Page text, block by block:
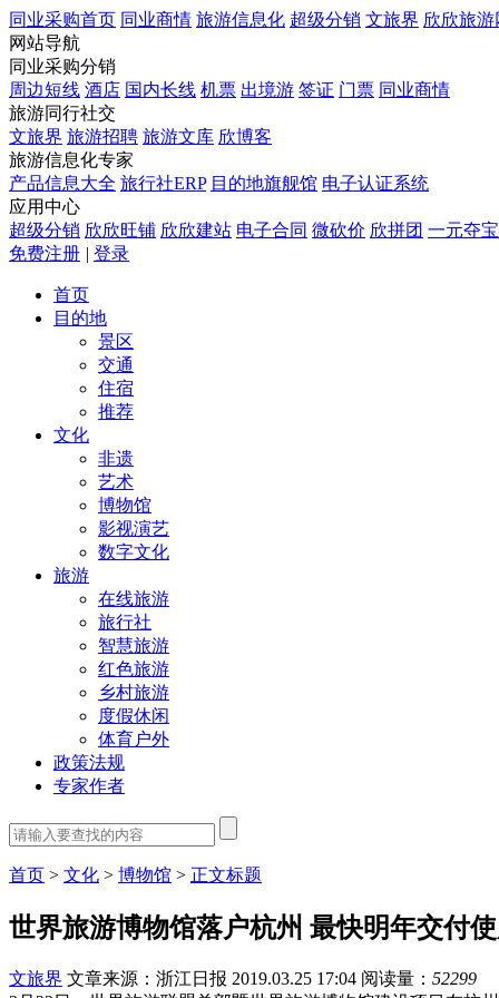
同业采购首页 同业商情 旅游信息化 超级分销 文旅界 欣欣旅游
网站导航
同业采购分销
周边短线 酒店 国内长线 机票 出境游 签证 门票 同业商情
旅游同行社交
文旅界 旅游招聘 旅游文库 欣博客
旅游信息化专家
产品信息大全 旅行社ERP 目的地旗舰馆 电子认证系统
应用中心
超级分销 欣欣旺铺 欣欣建站 电子合同 微砍价 欣拼团 一元夺宝
免费注册 | 登录
首页
目的地
景区
交通
住宿
推荐
文化
非遗
艺术
博物馆
影视演艺
数字文化
旅游
在线旅游
旅行社
智慧旅游
红色旅游
乡村旅游
度假休闲
体育户外
政策法规
专家作者
首页 > 文化 > 博物馆 > 正文标题
世界旅游博物馆落户杭州 最快明年交付
文旅界 文章来源：浙江日报 2019.03.25 17:04 阅读量： 52299